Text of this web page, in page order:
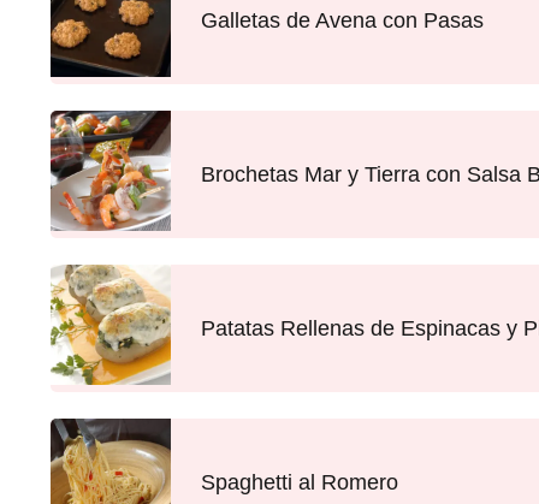
Galletas de Avena con Pasas
Brochetas Mar y Tierra con Salsa
Patatas Rellenas de Espinacas y
Spaghetti al Romero